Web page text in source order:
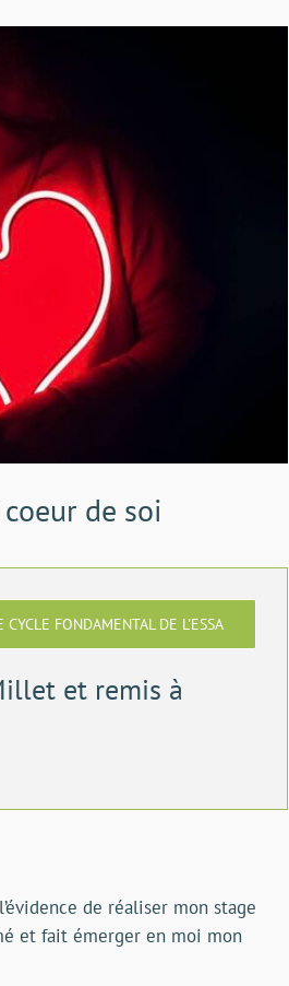
de soi
CYCLE FONDAMENTAL DE L'ESSA
et remis à
de réaliser mon stage
et fait émerger en moi mon